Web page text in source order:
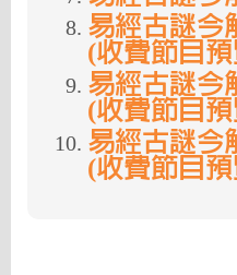
易經古謎今
(收費節目
易經古謎今
(收費節目
易經古謎今
(收費節目